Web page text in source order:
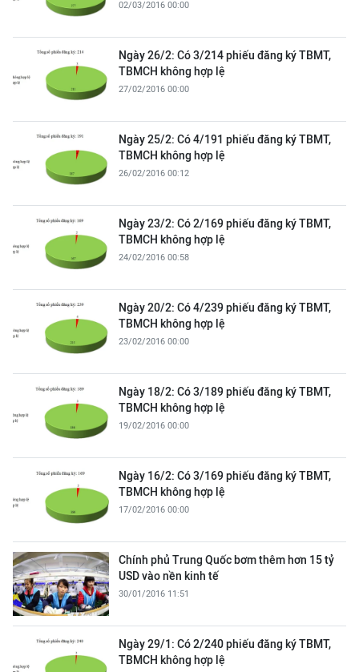
02/03/2016 00:00
Ngày 26/2: Có 3/214 phiếu đăng ký TBMT,
TBMCH không hợp lệ
27/02/2016 00:00
Ngày 25/2: Có 4/191 phiếu đăng ký TBMT,
TBMCH không hợp lệ
26/02/2016 00:12
Ngày 23/2: Có 2/169 phiếu đăng ký TBMT,
TBMCH không hợp lệ
24/02/2016 00:58
Ngày 20/2: Có 4/239 phiếu đăng ký TBMT,
TBMCH không hợp lệ
23/02/2016 00:00
Ngày 18/2: Có 3/189 phiếu đăng ký TBMT,
TBMCH không hợp lệ
19/02/2016 00:00
Ngày 16/2: Có 3/169 phiếu đăng ký TBMT,
TBMCH không hợp lệ
17/02/2016 00:00
Chính phủ Trung Quốc bơm thêm hơn 15 tỷ
USD vào nền kinh tế
30/01/2016 11:51
Ngày 29/1: Có 2/240 phiếu đăng ký TBMT,
TBMCH không hợp lệ